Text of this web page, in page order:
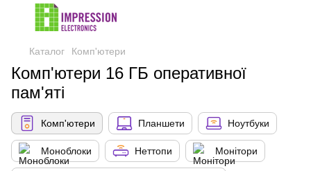
Каталог Комп'ютери
Комп'ютери 16 ГБ оперативної
пам'яті
Комп'ютери Планшети Ноутбуки
Моноблоки Неттопи Монітори